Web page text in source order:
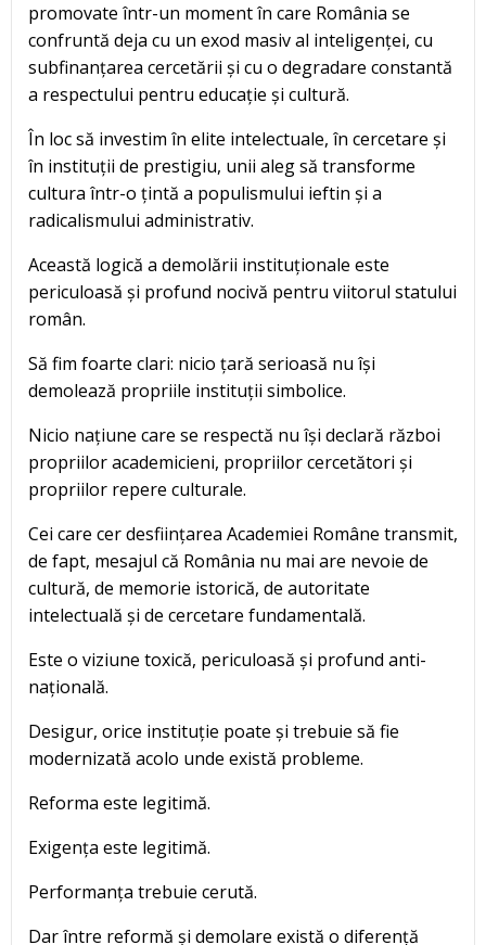
promovate într-un moment în care România se
confruntă deja cu un exod masiv al inteligenței, cu
subfinanțarea cercetării și cu o degradare constantă
a respectului pentru educație și cultură.
În loc să investim în elite intelectuale, în cercetare și
în instituții de prestigiu, unii aleg să transforme
cultura într-o țintă a populismului ieftin și a
radicalismului administrativ.
Această logică a demolării instituționale este
periculoasă și profund nocivă pentru viitorul statului
român.
Să fim foarte clari: nicio țară serioasă nu își
demolează propriile instituții simbolice.
Nicio națiune care se respectă nu își declară război
propriilor academicieni, propriilor cercetători și
propriilor repere culturale.
Cei care cer desființarea Academiei Române transmit,
de fapt, mesajul că România nu mai are nevoie de
cultură, de memorie istorică, de autoritate
intelectuală și de cercetare fundamentală.
Este o viziune toxică, periculoasă și profund anti-
națională.
Desigur, orice instituție poate și trebuie să fie
modernizată acolo unde există probleme.
Reforma este legitimă.
Exigența este legitimă.
Performanța trebuie cerută.
Dar între reformă și demolare există o diferență